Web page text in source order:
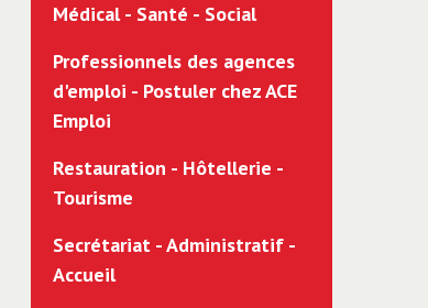
Médical - Santé - Social
Professionnels des agences
d'emploi - Postuler chez ACE
Emploi
Restauration - Hôtellerie -
Tourisme
Secrétariat - Administratif -
Accueil